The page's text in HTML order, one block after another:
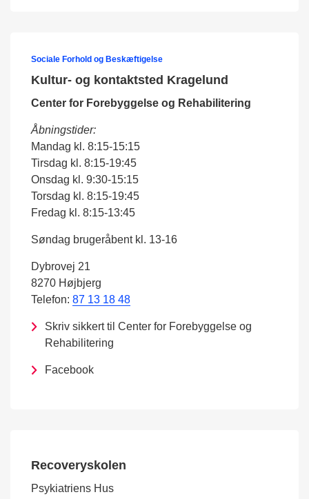
Sociale Forhold og Beskæftigelse
Kultur- og kontaktsted Kragelund
Center for Forebyggelse og Rehabilitering
Åbningstider:
Mandag kl. 8:15-15:15
Tirsdag kl. 8:15-19:45
Onsdag kl. 9:30-15:15
Torsdag kl. 8:15-19:45
Fredag kl. 8:15-13:45
Søndag brugeråbent kl. 13-16
Dybrovej 21
8270 Højbjerg
Telefon: 87 13 18 48
Skriv sikkert til Center for Forebyggelse og
Rehabilitering
Facebook
Recoveryskolen
Psykiatriens Hus